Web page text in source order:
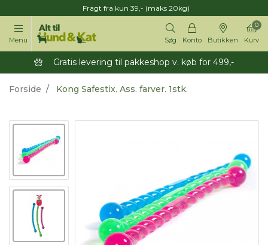
Fragt fra kun 39,- (maks 20kg)
Menu Søg Konto Butikken Kurv
0
Gratis levering til pakkeshop v. køb for 499,-
Forside Kong Safestix. Ass. farver. 1stk.